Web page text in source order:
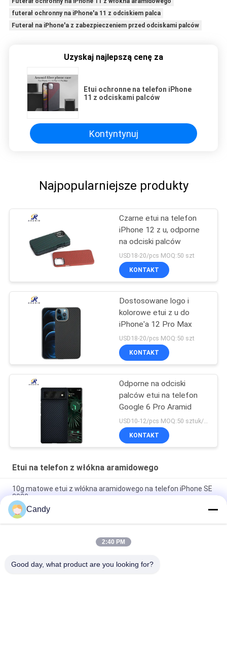
futerał ochronny na iPhone'a 11 z odciskiem palca
Futerał na iPhone'a z zabezpieczeniem przed odciskami palców
Uzyskaj najlepszą cenę za
Etui ochronne na telefon iPhone
11 z odciskami palców
Kontyntynuj
Najpopularniejsze produkty
Czarne etui na telefon
iPhone 12 z u, odporne
na odciski palców
USD18-20/pcs MOQ:50 szt
KONTAKT
Dostosowane logo i
kolorowe etui z u do
iPhone'a 12 Pro Max
USD18-20/pcs MOQ:50 szt
KONTAKT
Odporne na odciski
palców etui na telefon
Google 6 Pro Aramid
KONTAKT
Etui na telefon z włókna aramidowego
10g matowe etui z włókna aramidowego na telefon iPhone SE
2020
iPhone SE papierowy cienki, wojskowy futerał na telefon z
aramidu
Etui na telefon iPhone X z błyszczącym wykończeniem z
Candy
2:40 PM
Good day, what product are you looking for?